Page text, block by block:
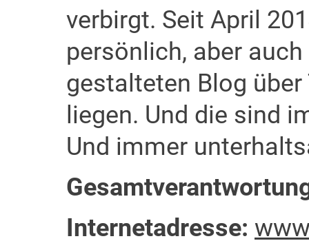
verbirgt. Seit April
persönlich, aber
gestalteten Blog
liegen. Und die sind
Und immer
Internetadresse: